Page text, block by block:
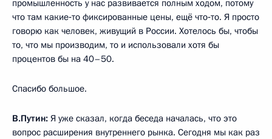
промышленность у нас развивается полным ходом, потому
что там какие‑то фиксированные цены, ещё что‑то. Я просто
говорю как человек, живущий в России. Хотелось бы, чтобы
то, что мы производим, то и использовали хотя бы
процентов бы на 40–50.
Спасибо большое.
В.Путин: Я уже сказал, когда беседа началась, что это
вопрос расширения внутреннего рынка. Сегодня мы как раз